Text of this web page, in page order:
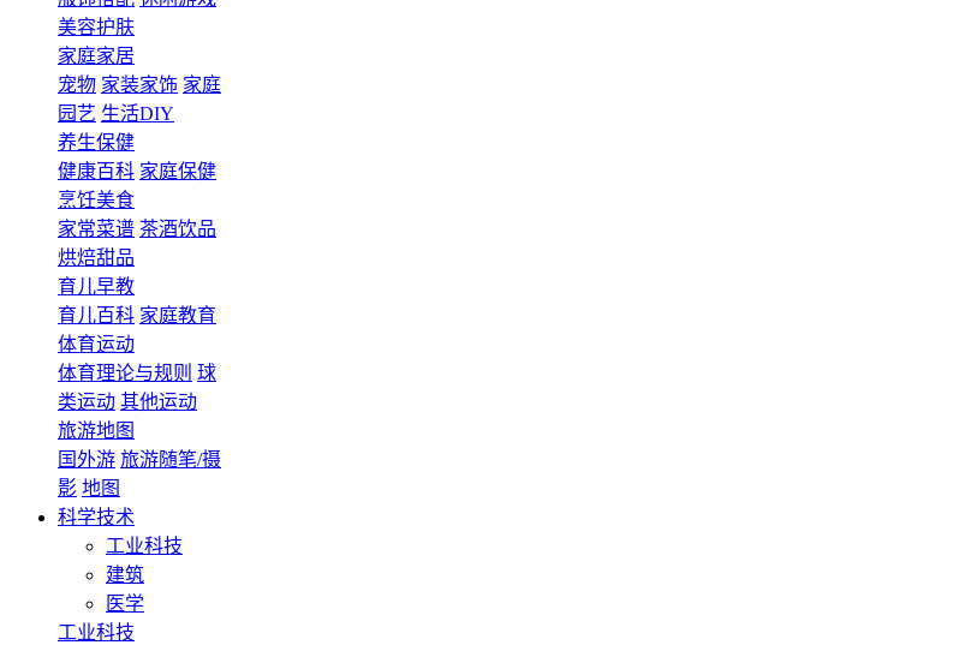
美容护肤
家庭家居
宠物 家装家饰 家庭
园艺 生活DIY
养生保健
健康百科 家庭保健
烹饪美食
家常菜谱 茶酒饮品
烘焙甜品
育儿早教
育儿百科 家庭教育
体育运动
体育理论与规则 球
类运动 其他运动
旅游地图
国外游 旅游随笔/摄
影 地图
科学技术
工业科技
建筑
医学
工业科技